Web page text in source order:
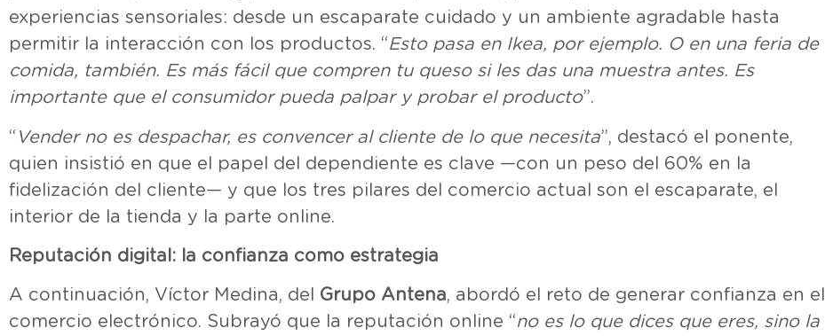
experiencias sensoriales: desde un escaparate cuidado y un ambiente agradable hasta
permitir la interacción con los productos. “Esto pasa en Ikea, por ejemplo. O en una feria de
comida, también. Es más fácil que compren tu queso si les das una muestra antes. Es
importante que el consumidor pueda palpar y probar el producto”.
“ Vender no es despachar, es convencer al cliente de lo que necesita”, destacó el ponente,
quien insistió en que el papel del dependiente es clave —con un peso del 60% en la
fidelización del cliente— y que los tres pilares del comercio actual son el escaparate, el
interior de la tienda y la parte online.
Reputación digital: la confianza como estrategia
A continuación, Víctor Medina, del Grupo Antena, abordó el reto de generar confianza en el
comercio electrónico. Subrayó que la reputación online “no es lo que dices que eres, sino la